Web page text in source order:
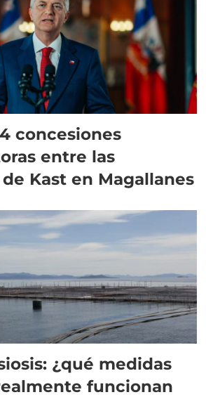
concesiones
entre las
Kast en Magallanes
¿qué medidas
funcionan